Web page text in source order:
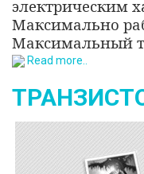
электрическим
Максимально
Максимальный
Read more..